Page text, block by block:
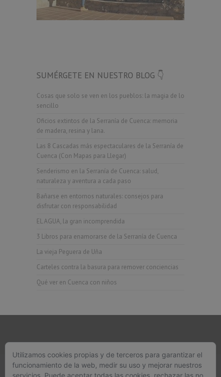
SUMÉRGETE EN NUESTRO BLOG 👇
Cosas que solo se ven en los pueblos: la magia de lo
sencillo
Oficios extintos de la Serranía de Cuenca: memoria
de madera, resina y lana.
Las 8 Cascadas más espectaculares de la Serranía de
Cuenca (Con Mapas para Llegar)
Senderismo en la Serranía de Cuenca: salud,
naturaleza y aventura a cada paso
Bañarse en entornos naturales: consejos para
disfrutar con responsabilidad
EL AGUA, la gran incomprendida
3 Libros para enamorarse de la Serranía de Cuenca
La vieja Peguera de Uña
Carteles contra la basura para remover conciencias
Qué ver en Cuenca con niños
626 329 718 - 626 892 354
Utilizamos cookies propias y de terceros para garantizar el
funcionamiento de la web, medir su uso y mejorar nuestros
servicios. Puede aceptar todas las cookies, rechazar las no